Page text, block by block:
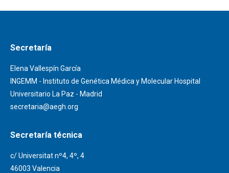
Secretaría
Elena Vallespín García
INGEMM - Instituto de Genética Médica y Molecular Hospital
Universitario La Paz - Madrid
secretaria@aegh.org
Secretaría técnica
c/ Universitat nº4, 4º, 4
46003 Valencia